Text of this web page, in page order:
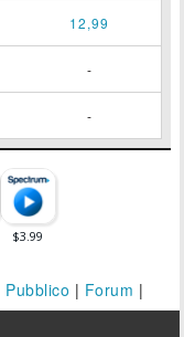
12,99
-
-
Pubblico | Forum |